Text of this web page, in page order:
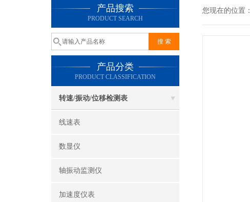
产品搜索
PRODUCT SEARCH
产品分类
PRODUCT CLASSIFICATION
转速/振动/位移检测表
线速表
数显仪
轴振动监测仪
加速度仪表
您现在的位置：